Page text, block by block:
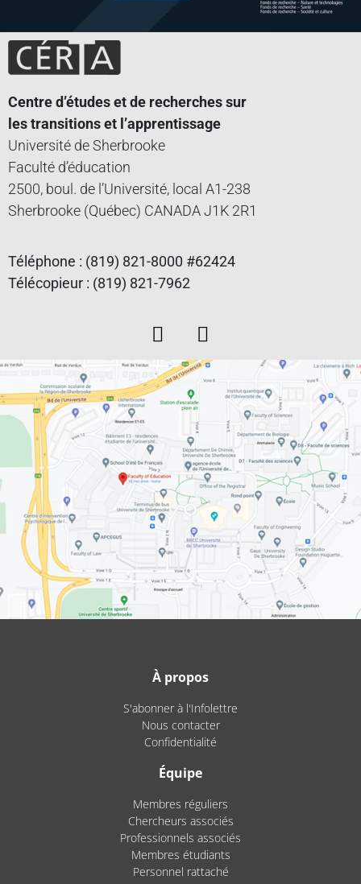
Centre d’études et de recherches sur
les transitions et l’apprentissage
Université de Sherbrooke
Faculté d’éducation
2500, boul. de l’Université, local A1-238
Sherbrooke (Québec) CANADA J1K 2R1
Téléphone : (819) 821-8000 #62424
Télécopieur : (819) 821-7962
À propos
S'abonner à l'Infolettre
Nous contacter
Confidentialité
Équipe
Membres réguliers
Chercheurs associés
Professionnels associés
Membres étudiants
Personnel rattaché